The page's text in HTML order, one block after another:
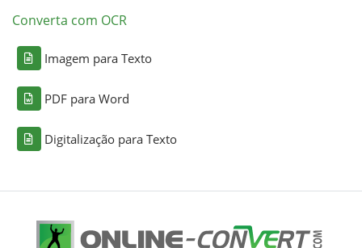
Converta com OCR
Imagem para Texto
PDF para Word
Digitalização para Texto